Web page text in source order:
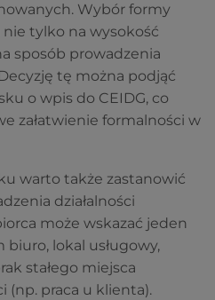
Wybór formy
tylko na wysokość
sposób prowadzenia
tę można podjąć
o wpis do CEIDG, co
załatwienie formalności w
warto także zastanowić
działalności
może wskazać jeden
biuro, lokal usługowy,
stałego miejsca
(np. praca u klienta).